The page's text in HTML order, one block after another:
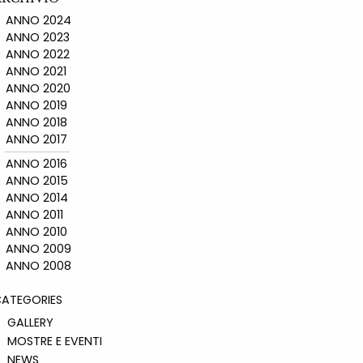
2024
2023
2022
2021
2020
2019
2018
2017
2016
2015
2014
2011
2010
2009
2008
GALLERY
MOSTRE E EVENTI